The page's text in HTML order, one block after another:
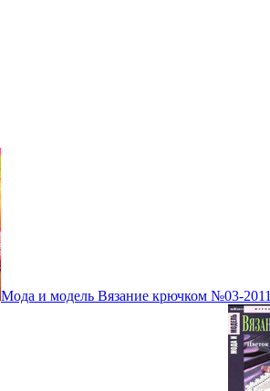
Мода и модель Вязание крючком №03-2011